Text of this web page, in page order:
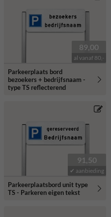
89,00
al vanaf 80,-
Parkeerplaats bord
bezoekers + bedrijfsnaam -
type TS reflecterend
91,50
✔ aanbieding
Parkeerplaatsbord unit type
TS - Parkeren eigen tekst